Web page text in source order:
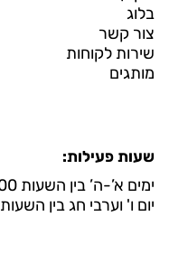
בלוג
צור קשר
שירות לקוחות
מותגים
שעות פעילות:
ימים א’-ה’ בין השעות 09:00-19:00
יום ו' וערבי חג בין השעות 09:00-14:00